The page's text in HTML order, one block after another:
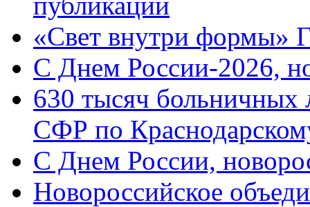
«Свет внутри формы»
C Днем России-2026,
630 тысяч больничных
СФР по
C Днем России,
Новороссийское